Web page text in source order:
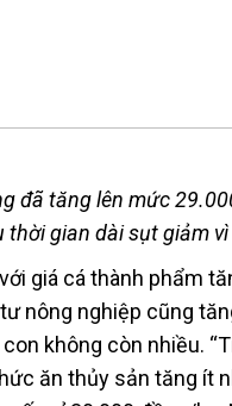
đã tăng lên mức
thời gian dài sụt giảm
giá cá thành phẩm
nông nghiệp cũng
không còn nhiều.
ăn thủy sản tăng ít